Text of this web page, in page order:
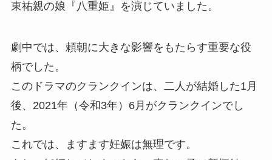
東祐親の娘『八重姫』を演じていました。
劇中では、頼朝に大きな影響をもたらす重要な役
柄でした。
このドラマのクランクインは、二人が結婚した1月
後、2021年（令和3年）6月がクランクインでし
た。
これでは、ますます妊娠は無理です。